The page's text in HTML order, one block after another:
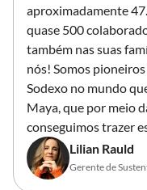
aproximadamente
quase 500
também nas suas
nós! Somos
Sodexo no mundo
Maya, que por meio
conseguimos trazer
Lilian Rauld
Gerente de